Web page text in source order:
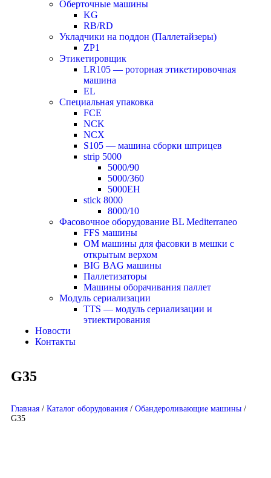
Оберточные машины
KG
RB/RD
Укладчики на поддон (Паллетайзеры)
ZP1
Этикетировщик
LR105 — роторная этикетировочная
машина
EL
Специальная упаковка
FCE
NCK
NCX
S105 — машина сборки шприцев
strip 5000
5000/90
5000/360
5000EH
stick 8000
8000/10
Фасовочное оборудование BL Mediterraneo
FFS машины
OM машины для фасовки в мешки с
открытым верхом
BIG BAG машины
Паллетизаторы
Машины оборачивания паллет
Модуль сериализации
TTS — модуль сериализации и
этиектирования
Новости
Контакты
G35
Главная / Каталог оборудования / Обандероливающие машины /
G35